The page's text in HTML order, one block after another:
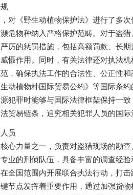
《野生动植物保护法》进行了多次
危物种纳入严格保护范畴。对于盗
厉的惩罚措施，包括高额罚款、长
慑作用。同时，有关法律还对执法
，确保执法工作的合法性、公正性
动植物种国际贸易公约》等国际条
犯罪时能够与国际法律框架保持一
贸易链条，追究相关犯罪人员的国际
员
力量之一，负责对盗猎现场的勘查
业的刑侦队伍，具备丰富的调查经
全国范围内开展联合执法行动，打
节点发挥着重要作用，通过加强货